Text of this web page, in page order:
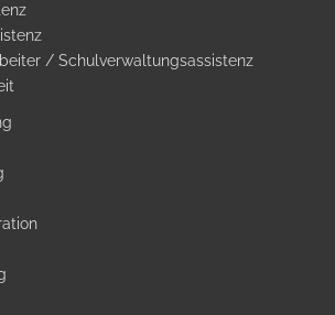
/ Schulverwaltungsassistenz